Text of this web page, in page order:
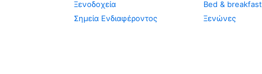
Ξενοδοχεία
Σημεία Ενδιαφέροντος
Bed & breakfast
Ξενώνες